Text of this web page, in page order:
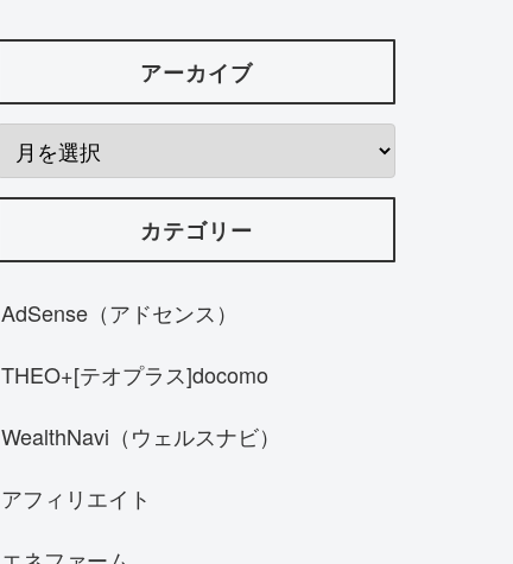
アーカイブ
カテゴリー
AdSense（アドセンス）
THEO+[テオプラス]docomo
WealthNavi（ウェルスナビ）
アフィリエイト